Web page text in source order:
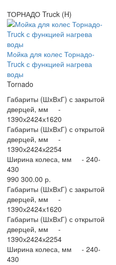
ТОРНАДО Truck (H)
Мойка для колес Торнадо-
Truck с функцией нагрева
воды
Tornado
Габариты (ШхВхГ) с закрытой
дверцей, мм -
1390х2424х1620
Габариты (ШхВхГ) с открытой
дверцей, мм -
1390х2424х2254
Ширина колеса, мм - 240-
430
990 300.00 р.
Габариты (ШхВхГ) с закрытой
дверцей, мм -
1390х2424х1620
Габариты (ШхВхГ) с открытой
дверцей, мм -
1390х2424х2254
Ширина колеса, мм - 240-
430